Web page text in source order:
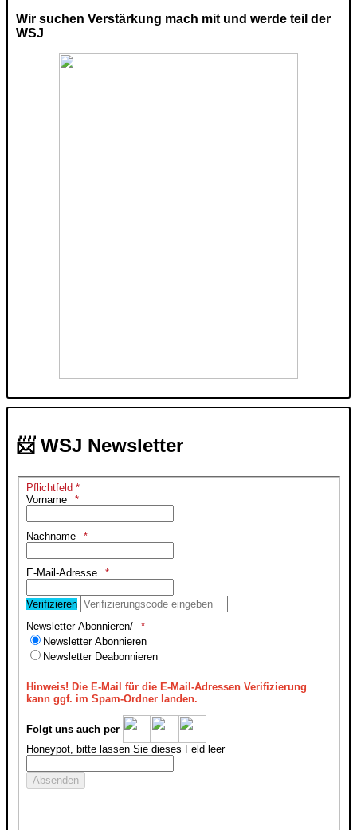
Wir suchen Verstärkung mach mit und werde teil der
WSJ
📨 WSJ Newsletter
Pflichtfeld *
Vorname
Nachname
E-Mail-Adresse
Verifizieren
Newsletter Abonnieren/
Newsletter Abonnieren
Newsletter Deabonnieren
Hinweis! Die E-Mail für die E-Mail-Adressen Verifizierung
kann ggf. im Spam-Ordner landen.
Folgt uns auch per
Honeypot, bitte lassen Sie dieses Feld leer